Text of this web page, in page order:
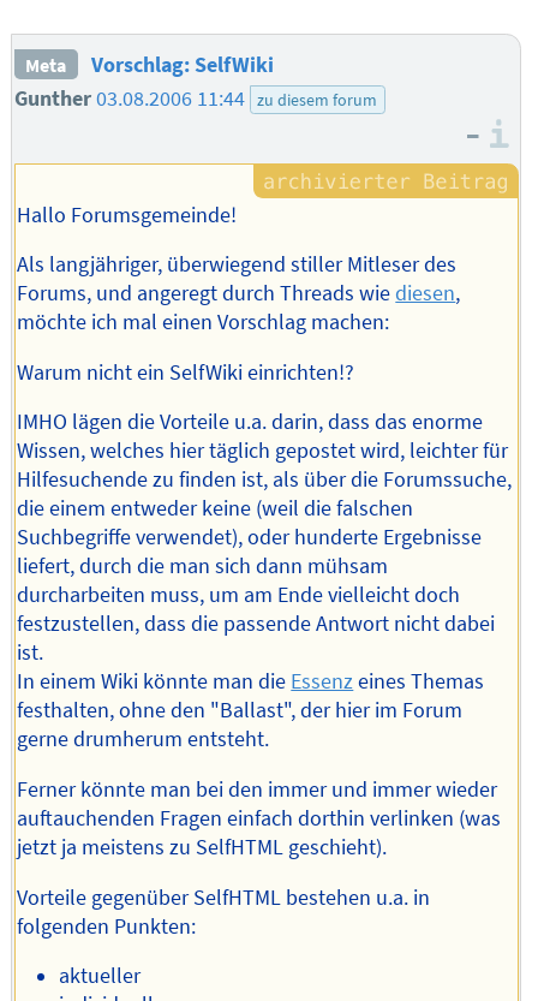
Meta
Vorschlag: SelfWiki
Gunther03.08.2006 11:44 zu diesem forum
–
Hallo Forumsgemeinde!
Als langjähriger, überwiegend stiller Mitleser des
Forums, und angeregt durch Threads wiediesen,
möchte ich mal einen Vorschlag machen:
Warum nicht ein SelfWiki einrichten!?
IMHO lägen die Vorteile u.a. darin, dass das enorme
Wissen, welches hier täglich gepostet wird, leichter für
Hilfesuchende zu finden ist, als über die Forumssuche,
die einem entweder keine (weil die falschen
Suchbegriffe verwendet), oder hunderte Ergebnisse
liefert, durch die man sich dann mühsam
durcharbeiten muss, um am Ende vielleicht doch
festzustellen, dass die passende Antwort nicht dabei
ist.
In einem Wiki könnte man die Essenzeines Themas
festhalten, ohne den "Ballast", der hier im Forum
gerne drumherum entsteht.
Ferner könnte man bei den immer und immer wieder
auftauchenden Fragen einfach dorthin verlinken (was
jetzt ja meistens zu SelfHTML geschieht).
Vorteile gegenüber SelfHTML bestehen u.a. in
folgenden Punkten:
aktueller